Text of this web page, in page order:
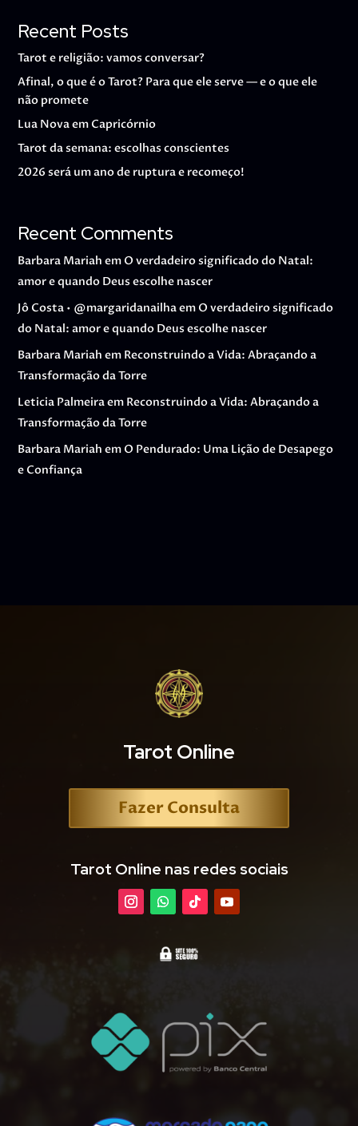
Recent Posts
Tarot e religião: vamos conversar?
Afinal, o que é o Tarot? Para que ele serve — e o que ele
não promete
Lua Nova em Capricórnio
Tarot da semana: escolhas conscientes
2026 será um ano de ruptura e recomeço!
Recent Comments
Barbara Mariah em O verdadeiro significado do Natal:
amor e quando Deus escolhe nascer
Jô Costa • @margaridanailhaem O verdadeiro significado
do Natal: amor e quando Deus escolhe nascer
Barbara Mariah em Reconstruindo a Vida: Abraçando a
Transformação da Torre
Leticia Palmeiraem Reconstruindo a Vida: Abraçando a
Transformação da Torre
Barbara Mariah em O Pendurado: Uma Lição de Desapego
e Confiança
Tarot Online
Fazer Consulta
Tarot Online nas redes sociais